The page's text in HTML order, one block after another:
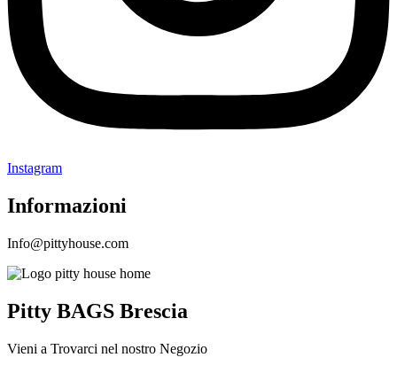
Instagram
Informazioni
Info@pittyhouse.com
Pitty BAGS Brescia
Vieni a Trovarci nel nostro Negozio